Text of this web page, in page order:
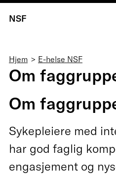
NSF
Navigasjonssti
Hjem E-helse NSF
Om
Om
Sykepleiere med
har god faglig
engasjement og